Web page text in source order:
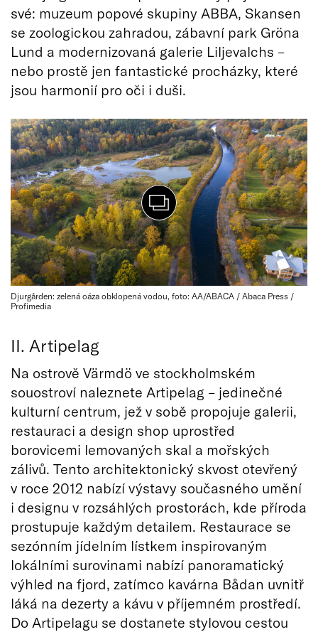
své: muzeum popové skupiny ABBA, Skansen
se zoologickou zahradou, zábavní park Gröna
Lund a modernizovaná galerie Liljevalchs –
nebo prostě jen fantastické procházky, které
jsou harmonií pro oči i duši.
Djurgården: zelená oáza obklopená vodou, foto: AA/ABACA / Abaca Press /
Profimedia
II. Artipelag
Na ostrově Värmdö ve stockholmském
souostroví naleznete Artipelag – jedinečné
kulturní centrum, jež v sobě propojuje galerii,
restauraci a design shop uprostřed
borovicemi lemovaných skal a mořských
zálivů. Tento architektonický skvost otevřený
v roce 2012 nabízí výstavy současného umění
i designu v rozsáhlých prostorách, kde příroda
prostupuje každým detailem. Restaurace se
sezónním jídelním lístkem inspirovaným
lokálními surovinami nabízí panoramatický
výhled na fjord, zatímco kavárna Bådan uvnitř
láká na dezerty a kávu v příjemném prostředí.
Do Artipelagu se dostanete stylovou cestou